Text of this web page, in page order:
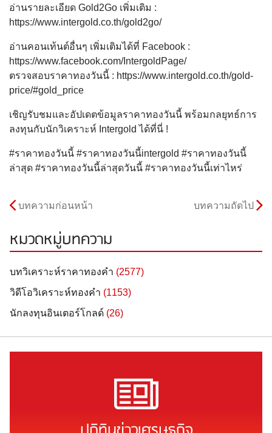
อ่านรายละเอียด Gold2Go เพิ่มเติม :
https://www.intergold.co.th/gold2go/
อ่านคอนเท้นต์อื่นๆ เพิ่มเติมได้ที่ Facebook :
https://www.facebook.com/IntergoldPage/
ตรวจสอบราคาทองวันนี้ : https://www.intergold.co.th/gold-
price/#gold_price
เชิญรับชมและอัปเดตข้อมูลราคาทองวันนี้ พร้อมกลยุทธ์การ
ลงทุนกับนักวิเคราะห์ Intergold ได้ที่นี่ !
#ราคาทองวันนี้ #ราคาทองวันนี้intergold #ราคาทองวันนี้
ล่าสุด #ราคาทองวันนี้ล่าสุดวันนี้ #ราคาทองวันนี้เท่าไหร่
บทความก่อนหน้า บทความถัดไป
หมวดหมู่บทความ
บทวิเคราะห์ราคาทองคำ (2577)
วิดีโอวิเคราะห์ทองคำ (1153)
นักลงทุนอินเตอร์โกลด์ (26)